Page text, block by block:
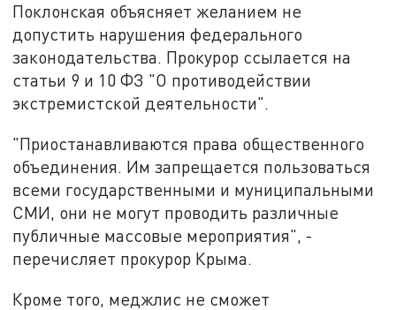
Поклонская объясняет желанием не
допустить нарушения федерального
законодательства. Прокурор ссылается на
статьи 9 и 10 ФЗ "О противодействии
экстремистской деятельности".
"Приостанавливаются права общественного
объединения. Им запрещается пользоваться
всеми государственными и муниципальными
СМИ, они не могут проводить различные
публичные массовые мероприятия", -
перечисляет прокурор Крыма.
Кроме того, меджлис не сможет